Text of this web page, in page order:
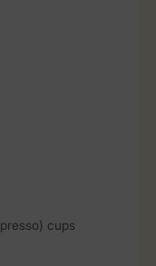
cups